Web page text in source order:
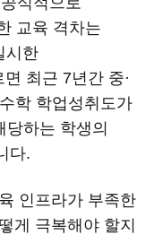
교육 격차는
시한
최근 7년간 중·
학 학업성취도가
당하는 학생의
다.
인프라가 부족한
게 극복해야 할지